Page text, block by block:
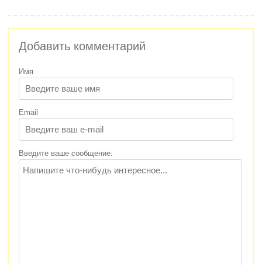
Добавить комментарий
Имя
Email
Введите ваше сообщение: